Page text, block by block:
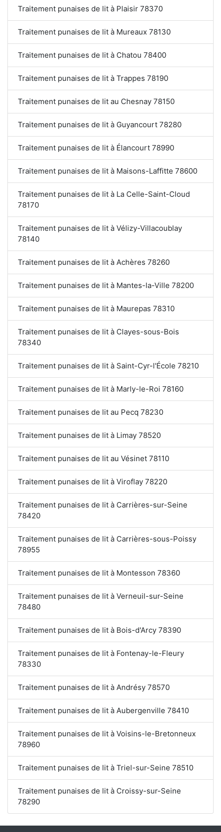
Traitement punaises de lit à Plaisir 78370
Traitement punaises de lit à Mureaux 78130
Traitement punaises de lit à Chatou 78400
Traitement punaises de lit à Trappes 78190
Traitement punaises de lit au Chesnay 78150
Traitement punaises de lit à Guyancourt 78280
Traitement punaises de lit à Élancourt 78990
Traitement punaises de lit à Maisons-Laffitte 78600
Traitement punaises de lit à La Celle-Saint-Cloud
78170
Traitement punaises de lit à Vélizy-Villacoublay
78140
Traitement punaises de lit à Achères 78260
Traitement punaises de lit à Mantes-la-Ville 78200
Traitement punaises de lit à Maurepas 78310
Traitement punaises de lit à Clayes-sous-Bois
78340
Traitement punaises de lit à Saint-Cyr-l'École 78210
Traitement punaises de lit à Marly-le-Roi 78160
Traitement punaises de lit au Pecq 78230
Traitement punaises de lit à Limay 78520
Traitement punaises de lit au Vésinet 78110
Traitement punaises de lit à Viroflay 78220
Traitement punaises de lit à Carrières-sur-Seine
78420
Traitement punaises de lit à Carrières-sous-Poissy
78955
Traitement punaises de lit à Montesson 78360
Traitement punaises de lit à Verneuil-sur-Seine
78480
Traitement punaises de lit à Bois-d'Arcy 78390
Traitement punaises de lit à Fontenay-le-Fleury
78330
Traitement punaises de lit à Andrésy 78570
Traitement punaises de lit à Aubergenville 78410
Traitement punaises de lit à Voisins-le-Bretonneux
78960
Traitement punaises de lit à Triel-sur-Seine 78510
Traitement punaises de lit à Croissy-sur-Seine
78290